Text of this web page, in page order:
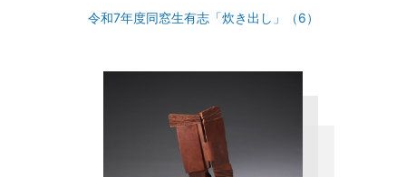
令和7年度同窓生有志「炊き出し」（6）